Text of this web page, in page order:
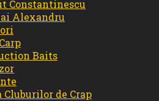
Constantinescu
Alexandru
Baits
Cluburilor de Crap